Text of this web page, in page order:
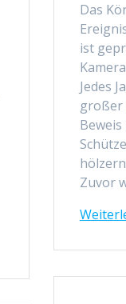
Das
ist
Jedes
großer
Zuvor